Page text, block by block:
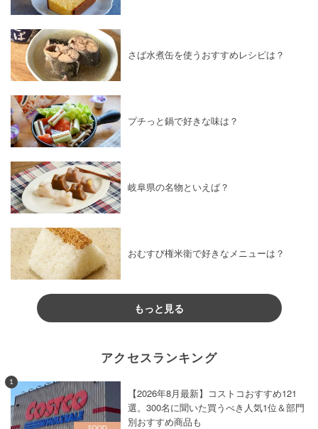
さば水煮缶を使うおすすめレシピは？
プチっと鍋で好きな味は？
岐阜県の名物といえば？
おむすび権米衛で好きなメニューは？
もっと見る
アクセスランキング
1
【2026年8月最新】コストコおすすめ121
選。300名に聞いた買うべき人気1位＆部門
別おすすめ商品も